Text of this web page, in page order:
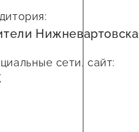
Нижневартовска
сети, сайт: